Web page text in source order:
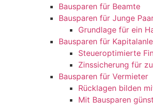
Bausparen für Beamte
Bausparen für Junge
Grundlage für ein
Bausparen für
Steueroptimierte
Zinssicherung für
Bausparen für Vermieter
Rücklagen bilden
Mit Bausparen